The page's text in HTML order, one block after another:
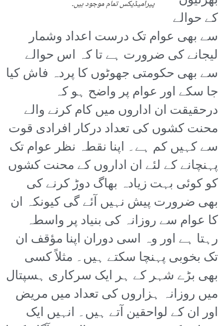
پیرامیڈیکس تمام موجود ہیں۔
کے حوالے
سے بھی عوام تک درست اعداد وشمار
لیجانے کی ضرورت ہے تا کہ اس حوالے
سے بھی حکومتی جھوٹوں کا پردہ فاش کیا
جا سکے اور عوام پر واضح ہو کہ
درحقیقت ان اداروں میں کام کرنے والے
محنت کشوں کی تعداد درکار افرادی قوت
سے کہیں کم ہے۔ اپنا نقطہ نظر عوام تک
پہنچانے کے لئے ان اداروں کے محنت کشوں
کو کوئی بہت زیادہ بھاگ دوڑ کرنے کی
بھی ضرورت پیش نہیں آئے گی کیونکہ ان
کا عوام سے روزانہ کی بنیاد پر واسطہ
رہتا ہے اور وہ اسی دوران اپنا مؤقف ان
تک بخوبی پہنچا سکتے ہیں۔ مثلاً کسی
بھی بڑے شہر کے ہر ایک سرکاری ہسپتال
میں روزانہ ہزاروں کی تعداد میں مریض
اور ان کے لواحقین آتے ہیں۔ انہیں ایک